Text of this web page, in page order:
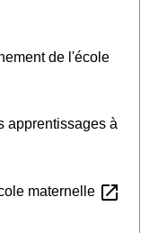
de l'école
apprentissages à
maternelle open_in_new